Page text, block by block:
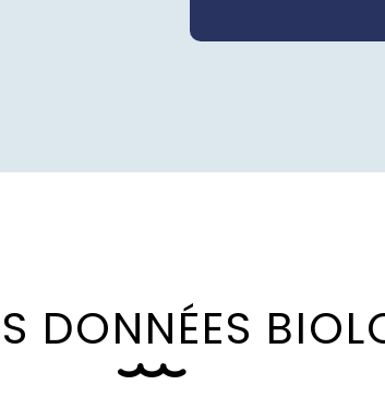
S DONNÉES BIOL